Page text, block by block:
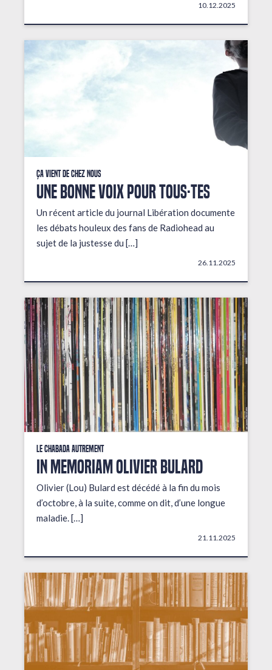
10.12.2025
Ça vient de chez nous
UNE BONNE VOIX POUR TOUS·TES
Un récent article du journal Libération documente
les débats houleux des fans de Radiohead au
sujet de la justesse du […]
26.11.2025
Le Chabada autrement
In Memoriam Olivier Bulard
Olivier (Lou) Bulard est décédé à la fin du mois
d’octobre, à la suite, comme on dit, d’une longue
maladie. […]
21.11.2025